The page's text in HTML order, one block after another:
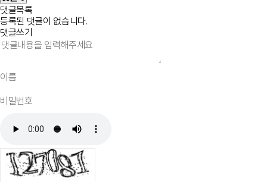
댓글목록
등록된 댓글이 없습니다.
댓글쓰기